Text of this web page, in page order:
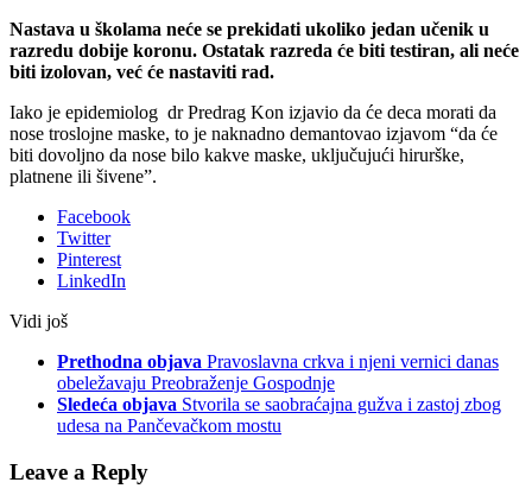
Nastava u školama neće se prekidati ukoliko jedan učenik u
razredu dobije koronu. Ostatak razreda će biti testiran, ali neće
biti izolovan, već će nastaviti rad.
Iako je epidemiolog dr Predrag Kon izjavio da će deca morati da
nose troslojne maske, to je naknadno demantovao izjavom “da će
biti dovoljno da nose bilo kakve maske, uključujući hirurške,
platnene ili šivene”.
Facebook
Twitter
Pinterest
LinkedIn
Vidi još
Prethodna objava Pravoslavna crkva i njeni vernici danas
obeležavaju Preobraženje Gospodnje
Sledeća objava Stvorila se saobraćajna gužva i zastoj zbog
udesa na Pančevačkom mostu
Leave a Reply